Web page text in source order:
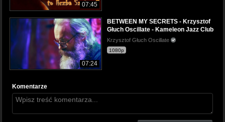
07:45
07:24
BETWEEN MY SECRETS - Krzysztof
Głuch Oscillate - Kameleon Jazz Club
Krzysztof Głuch Oscillate
1080p
Komentarze